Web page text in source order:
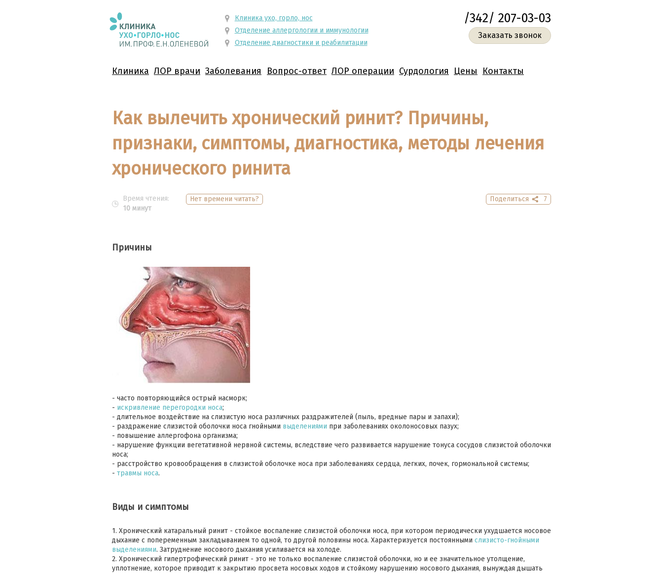
/342/ 207-03-03
Заказать звонок
Клиника ухо, горло, нос
Отделение аллергологии и иммунологии
Отделение диагностики и реабилитации
Клиника ЛОР врачи Заболевания Вопрос-ответ ЛОР операции Сурдология Цены Контакты
Как вылечить хронический ринит? Причины,
признаки, симптомы, диагностика, методы лечения
хронического ринита
Поделиться 7
Время чтения:
10 минут
Нет времени читать?
Причины
- часто повторяющийся острый насморк;
- искривление перегородки носа;
- длительное воздействие на слизистую носа различных раздражителей (пыль, вредные пары и запахи);
- раздражение слизистой оболочки носа гнойными выделениями при заболеваниях околоносовых пазух;
- повышение аллергофона организма;
- нарушение функции вегетативной нервной системы, вследствие чего развивается нарушение тонуса сосудов слизистой оболочки
носа;
- расстройство кровообращения в слизистой оболочке носа при заболеваниях сердца, легких, почек, гормональной системы;
- травмы носа.
Виды и симптомы
1. Хронический катаральный ринит - стойкое воспаление слизистой оболочки носа, при котором периодически ухудшается носовое
дыхание с попеременным закладыванием то одной, то другой половины носа. Характеризуется постоянными слизисто-гнойными
выделениями. Затруднение носового дыхания усиливается на холоде.
2. Хронический гипертрофический ринит - это не только воспаление слизистой оболочки, но и ее значительное утолщение,
уплотнение, которое приводит к закрытию просвета носовых ходов и стойкому нарушению носового дыхания, вынуждая дышать